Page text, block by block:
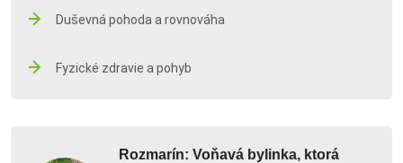
Duševná pohoda a rovnováha
Fyzické zdravie a pohyb
Rozmarín: Voňavá bylinka, ktorá